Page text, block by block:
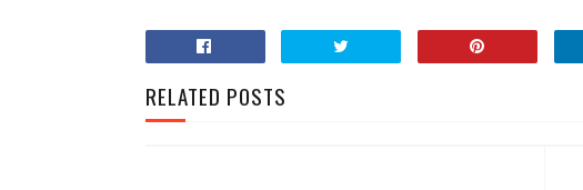
RELATED POSTS